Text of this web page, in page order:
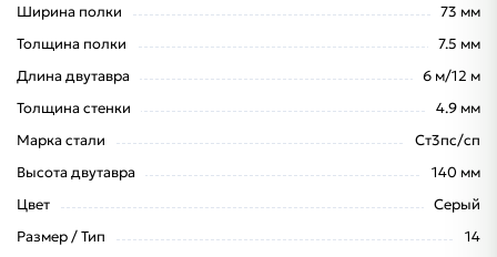
Ширина полки
73 мм
Толщина полки
7.5 мм
Длина двутавра
6 м/12 м
Толщина стенки
4.9 мм
Марка стали
Ст3пс/сп
Высота двутавра
140 мм
Цвет
Серый
Размер / Тип
14